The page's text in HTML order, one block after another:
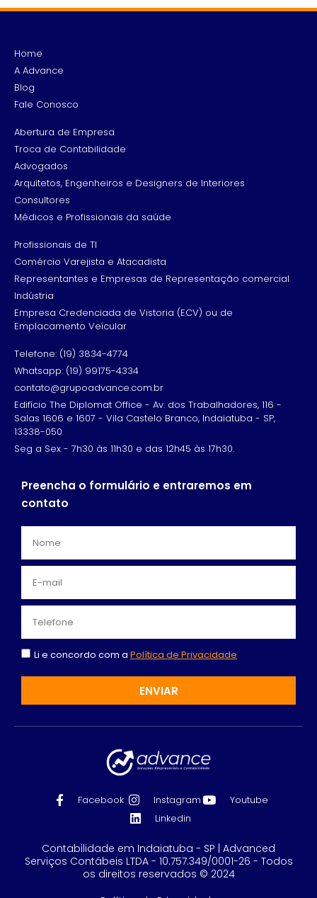
Home
A Advance
Blog
Fale Conosco
Abertura de Empresa
Troca de Contabilidade
Advogados
Arquitetos, Engenheiros e Designers de Interiores
Consultores
Médicos e Profissionais da saúde
Profissionais de TI
Comércio Varejista e Atacadista
Representantes e Empresas de Representação comercial
Indústria
Empresa Credenciada de Vistoria (ECV) ou de
Emplacamento Veícular
Telefone: (19) 3834-4774
Whatsapp: (19) 99175-4334
contato@grupoadvance.com.br
Edifício The Diplomat Office - Av. dos Trabalhadores, 116 -
Salas 1606 e 1607 - Vila Castelo Branco, Indaiatuba - SP,
13338-050
Seg a Sex - 7h30 às 11h30 e das 12h45 às 17h30.
Preencha o formulário e entraremos em
contato
Li e concordo com a Política de Privacidade
ENVIAR
Facebook Instagram
Youtube
Linkedin
Contabilidade em Indaiatuba - SP | Advanced
Serviços Contábeis LTDA - 10.757.349/0001-26 - Todos
os direitos reservados © 2024